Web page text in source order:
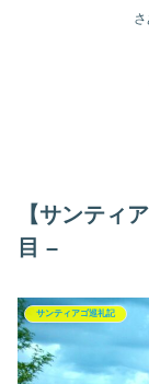
【サンティ
目 –
サンティアゴ巡礼記